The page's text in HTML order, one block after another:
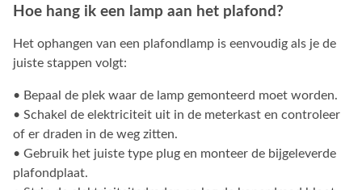
Hoe hang ik een lamp aan het plafond?
Het ophangen van een plafondlamp is eenvoudig als je de
juiste stappen volgt:
• Bepaal de plek waar de lamp gemonteerd moet worden.
• Schakel de elektriciteit uit in de meterkast en controleer
of er draden in de weg zitten.
• Gebruik het juiste type plug en monteer de bijgeleverde
plafondplaat.